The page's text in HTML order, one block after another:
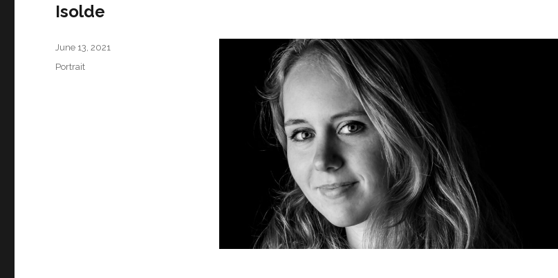
Isolde
Posted
June 13, 2021
Categories
Portrait